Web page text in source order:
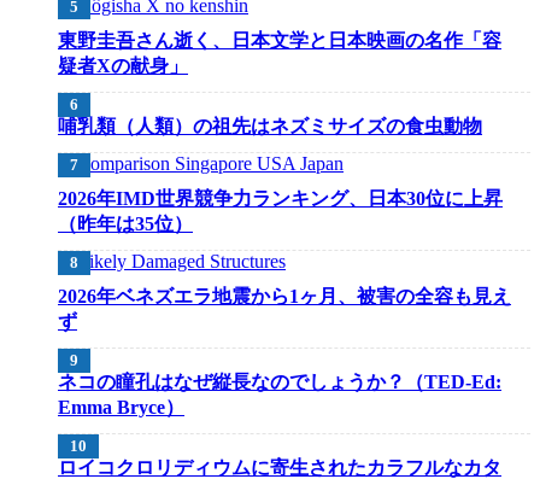
東野圭吾さん逝く、日本文学と日本映画の名作「容
疑者Xの献身」
哺乳類（人類）の祖先はネズミサイズの食虫動物
2026年IMD世界競争力ランキング、日本30位に上昇
（昨年は35位）
2026年ベネズエラ地震から1ヶ月、被害の全容も見え
ず
ネコの瞳孔はなぜ縦長なのでしょうか？（TED-Ed:
Emma Bryce）
ロイコクロリディウムに寄生されたカラフルなカタ